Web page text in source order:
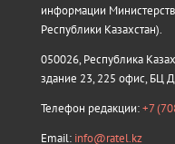
информации
Республики Казахстан).
050026, Республика
здание 23, 225 офис, БЦ
Телефон редакции:+7
Email: info@ratel.kz